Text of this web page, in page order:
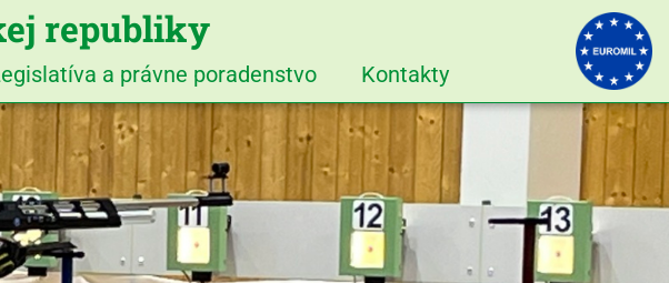
republiky
a právne poradenstvo Kontakty